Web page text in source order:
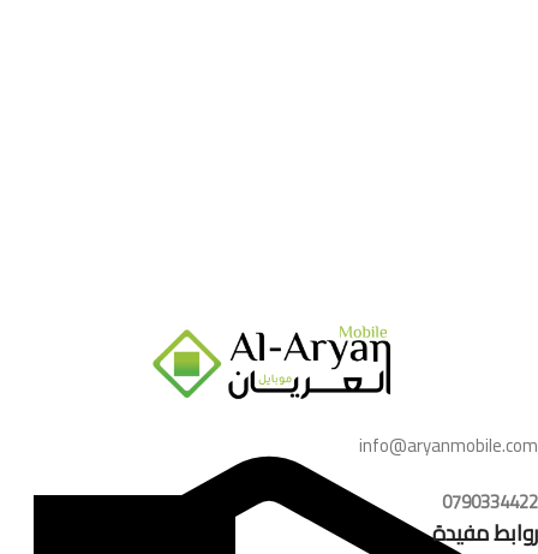
info@aryanmobile.com
0790334422
روابط مفيدة